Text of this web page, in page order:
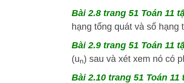
Bài 2.8 trang 51 Toán 11
hạng tổng quát và số hạng
Bài 2.9 trang 51 Toán 11
(un) sau và xét xem nó có
Bài 2.10 trang 51 Toán